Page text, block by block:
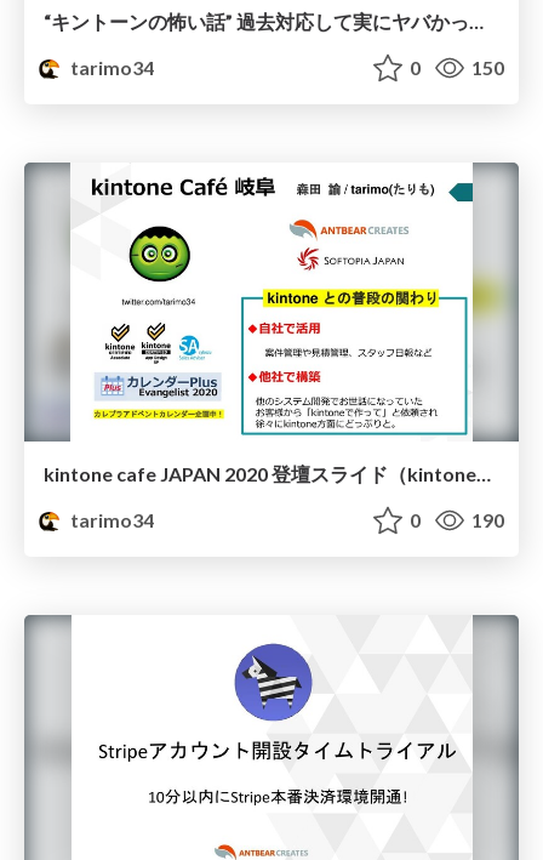
“キントーンの怖い話” 過去対応して実にヤバかった思い出のあれこれ
tarimo34
0 150
kintone cafe JAPAN 2020 登壇スライド（kintoneアプリクッキング）
tarimo34
0 190